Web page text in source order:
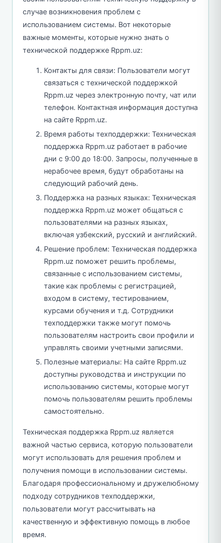
случае возникновения проблем с
использованием системы. Вот некоторые
важные моменты, которые нужно знать о
технической поддержке Rppm.uz:
Контакты для связи: Пользователи могут
связаться с технической поддержкой
Rppm.uz через электронную почту, чат или
телефон. Контактная информация доступна
на сайте Rppm.uz.
Время работы техподдержки: Техническая
поддержка Rppm.uz работает в рабочие
дни с 9:00 до 18:00. Запросы, полученные в
нерабочее время, будут обработаны на
следующий рабочий день.
Поддержка на разных языках: Техническая
поддержка Rppm.uz может общаться с
пользователями на разных языках,
включая узбекский, русский и английский.
Решение проблем: Техническая поддержка
Rppm.uz поможет решить проблемы,
связанные с использованием системы,
такие как проблемы с регистрацией,
входом в систему, тестированием,
курсами обучения и т.д. Сотрудники
техподдержки также могут помочь
пользователям настроить свои профили и
управлять своими учетными записями.
Полезные материалы: На сайте Rppm.uz
доступны руководства и инструкции по
использованию системы, которые могут
помочь пользователям решить проблемы
самостоятельно.
Техническая поддержка Rppm.uz является
важной частью сервиса, которую пользователи
могут использовать для решения проблем и
получения помощи в использовании системы.
Благодаря профессиональному и дружелюбному
подходу сотрудников техподдержки,
пользователи могут рассчитывать на
качественную и эффективную помощь в любое
время.